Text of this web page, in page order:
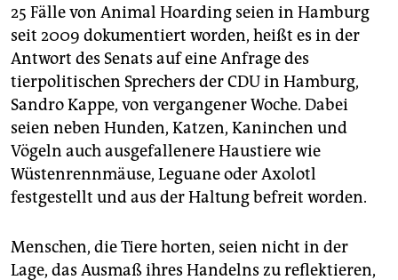
25 Fälle von Animal Hoarding seien in Hamburg
seit 2009 dokumentiert worden, heißt es in der
Antwort des Senats auf eine Anfrage des
tierpolitischen Sprechers der CDU in Hamburg,
Sandro Kappe, von vergangener Woche. Dabei
seien neben Hunden, Katzen, Kaninchen und
Vögeln auch ausgefallenere Haustiere wie
Wüstenrennmäuse, Leguane oder Axolotl
festgestellt und aus der Haltung befreit worden.
Menschen, die Tiere horten, seien nicht in der
Lage, das Ausmaß ihres Handelns zu reflektieren,